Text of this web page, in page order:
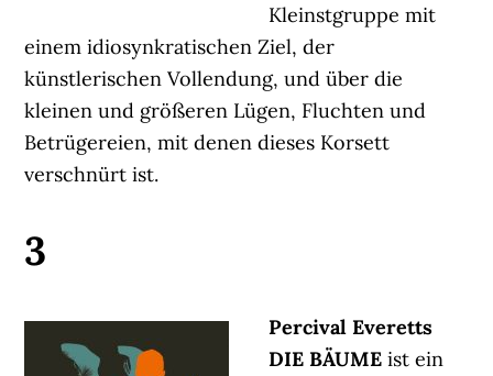
Kleinstgruppe mit
einem idiosynkratischen Ziel, der
künstlerischen Vollendung, und über die
kleinen und größeren Lügen, Fluchten und
Betrügereien, mit denen dieses Korsett
verschnürt ist.
3
Percival Everetts
DIE BÄUME ist ein